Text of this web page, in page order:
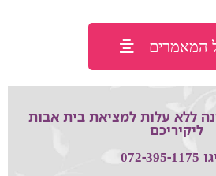
המאמרים
ללא עלות למציאת בית אבות
ליקיריכם
1175